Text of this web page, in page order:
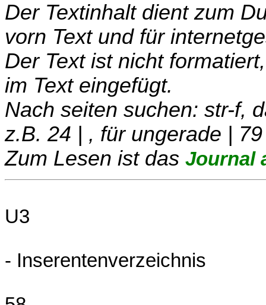
Der Textinhalt dient zum
vorn Text und für
Der Text ist nicht
im Text eingefügt.
Nach seiten suchen: str-f,
z.B. 24 | , für ungerade | 79
Zum Lesen ist das Journal
U3
- Inserentenverzeichnis